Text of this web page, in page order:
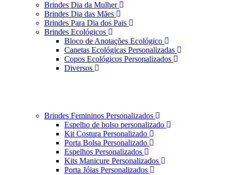
Brindes Dia da Mulher
Brindes Dia das Mães
Brindes Para Dia dos Pais
Brindes Ecológicos
Bloco de Anotações Ecológico
Canetas Ecológicas Personalizadas
Copos Ecológicos Personalizados
Diversos
Brindes Femininos Personalizados
Espelho de bolso personalizado
Kit Costura Personalizado
Porta Bolsa Personalizado
Espelhos Personalizados
Kits Manicure Personalizados
Porta Jóias Personalizados